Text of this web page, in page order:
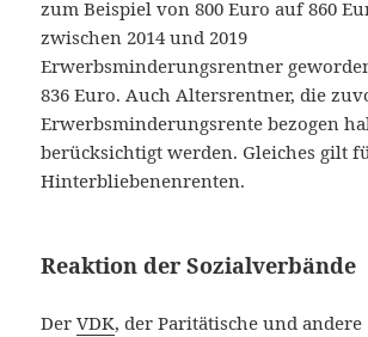
zum Beispiel von 800 Euro auf 860
zwischen 2014 und 2019
Erwerbsminderungsrentner
836 Euro. Auch Altersrentner, die
Erwerbsminderungsrente bezogen
berücksichtigt werden. Gleiches gilt
Hinterbliebenenrenten.
Reaktion der Sozialverbände
DerVDK, der Paritätische und andere